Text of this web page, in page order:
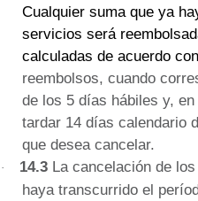
Cualquier suma que ya
servicios será
calculadas de acuerdo
reembolsos, cuando
de los 5 días hábiles y,
tardar 14 días calendario
que desea cancelar.
· 14.3 La cancelación de
haya transcurrido el